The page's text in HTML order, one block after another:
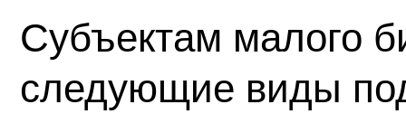
Субъектам малого
следующие виды